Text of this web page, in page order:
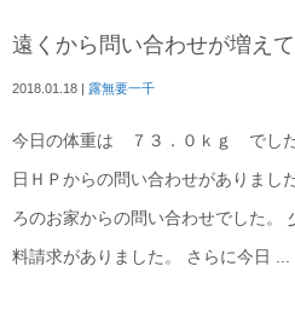
遠くから問い合わせが増え
2018.01.18 | 露無要一千
今日の体重は ７３．０ｋｇ でし
日ＨＰからの問い合わせがありまし
ろのお家からの問い合わせでした。
料請求がありました。 さらに今日 ...